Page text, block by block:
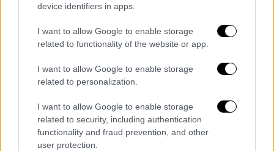
device identifiers in apps.
I want to allow Google to enable storage
related to functionality of the website or app.
I want to allow Google to enable storage
related to personalization.
I want to allow Google to enable storage
related to security, including authentication
functionality and fraud prevention, and other
user protection.
Τα σχολιά σας δημοσιεύονται άμεσα με δική σας ευθύνη. Το
ΕΘΝΟΣ θα παρεμβαίνει και τα προσβλητικά σχόλια θα